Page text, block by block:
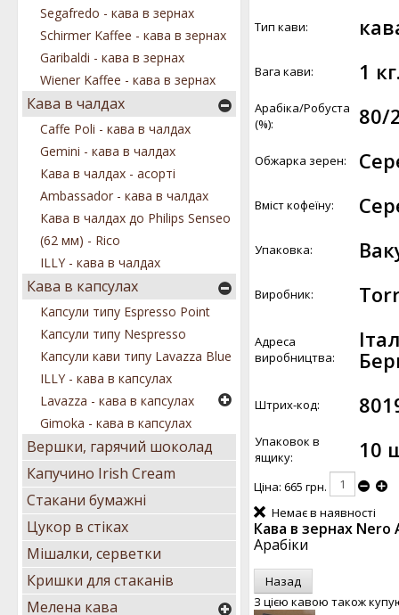
Тип кави:
Вага кави: 1
Арабіка/Робуста
(%):
80/
Обжарка зерен:
Вміст кофеїну:
Упаковка:
Виробник:
Адреса
виробництва:
Штрих-код:
Упаковок в
ящику:
10
Ціна: 665 грн.
Немає в наявності
Кава в зернах Nero
Арабіки
З цією кавою також
Segafredo - кава в зернах
Schirmer Kaffee - кава в зернах
Garibaldi - кава в зернах
Wiener Kaffee - кава в зернах
Кава в чалдах
Caffe Poli - кава в чалдах
Gemini - кава в чалдах
Кава в чалдах - асорті
Ambassador - кава в чалдах
Кава в чалдах до Philips Senseo
(62 мм) - Rico
ILLY - кава в чалдах
Кава в капсулах
Капсули типу Espresso Point
Капсули типу Nespresso
Капсули кави типу Lavazza Blue
ILLY - кава в капсулах
Lavazza - кава в капсулах
Gimoka - кава в капсулах
Вершки, гарячий шоколад
Капучино Irish Cream
Стакани бумажні
Цукор в стіках
Мішалки, серветки
Кришки для стаканів
Мелена кава